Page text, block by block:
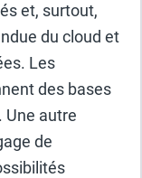
et, surtout,
du cloud et
Les
des bases
Une autre
de